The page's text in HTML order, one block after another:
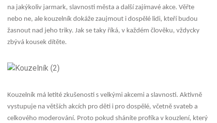
na jakýkoliv jarmark, slavnosti města a další zajímavé akce. Věřte
nebo ne, ale kouzelník dokáže zaujmout i dospělé lidi, kteří budou
žasnout nad jeho triky. Jak se taky říká, v každém člověku, vždycky
zbývá kousek dítěte.
Kouzelník má letité zkušenosti s velkými akcemi a slavnosti. Aktivně
vystupuje na větších akcích pro děti i pro dospělé, včetně svateb a
celkového moderování. Proto pokud sháníte profíka v kouzlení, který